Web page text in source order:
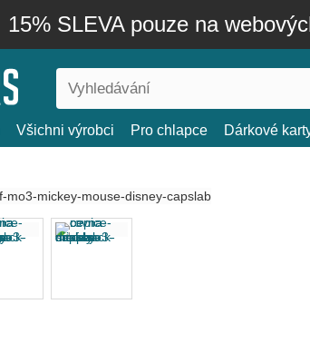
15% SLEVA pouze na
Všichni výrobci Pro chlapce Dárkové